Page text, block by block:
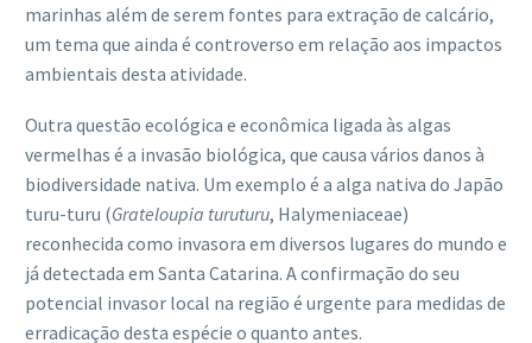
marinhas além de serem fontes para extração de calcário,
um tema que ainda é controverso em relação aos impactos
ambientais desta atividade.
Outra questão ecológica e econômica ligada às algas
vermelhas é a invasão biológica, que causa vários danos à
biodiversidade nativa. Um exemplo é a alga nativa do Japão
turu-turu (Grateloupia turuturu, Halymeniaceae)
reconhecida como invasora em diversos lugares do mundo e
já detectada em Santa Catarina. A confirmação do seu
potencial invasor local na região é urgente para medidas de
erradicação desta espécie o quanto antes.